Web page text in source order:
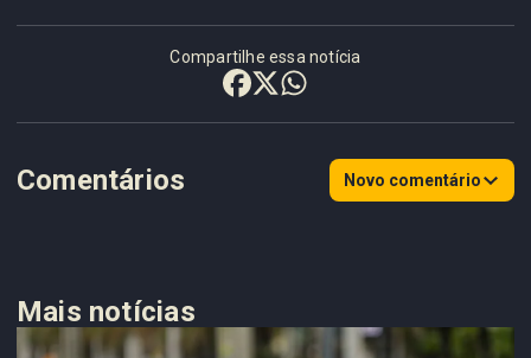
Compartilhe essa notícia
Comentários Novo comentário
Mais notícias